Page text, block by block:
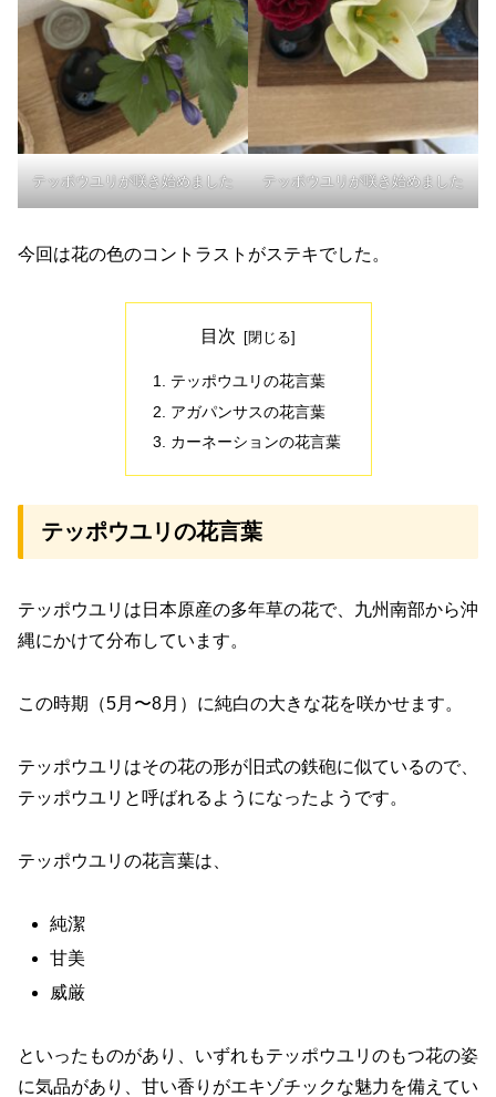
テッポウユリが咲き始めました テッポウユリが咲き始めました
今回は花の色のコントラストがステキでした。
目次
テッポウユリの花言葉
アガパンサスの花言葉
カーネーションの花言葉
テッポウユリの花言葉
テッポウユリは日本原産の多年草の花で、九州南部から沖
縄にかけて分布しています。
この時期（5月〜8月）に純白の大きな花を咲かせます。
テッポウユリはその花の形が旧式の鉄砲に似ているので、
テッポウユリと呼ばれるようになったようです。
テッポウユリの花言葉は、
純潔
甘美
威厳
といったものがあり、いずれもテッポウユリのもつ花の姿
に気品があり、甘い香りがエキゾチックな魅力を備えてい